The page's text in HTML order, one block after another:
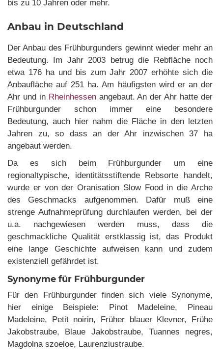
bis zu 10 Jahren oder mehr.
Anbau in Deutschland
Der Anbau des Frühburgunders gewinnt wieder mehr an
Bedeutung. Im Jahr 2003 betrug die Rebfläche noch
etwa 176 ha und bis zum Jahr 2007 erhöhte sich die
Anbaufläche auf 251 ha. Am häufigsten wird er an der
Ahr und in Rheinhessenangebaut. An der Ahr hatte der
Frühburgunder schon immer eine besondere
Bedeutung, auch hier nahm die Fläche in den letzten
Jahren zu, so dass an der Ahr inzwischen 37 ha
angebaut werden.
Da es sich beim Frühburgunder um eine
regionaltypische, identitätsstiftende Rebsorte handelt,
wurde er von der Oranisation Slow Food in die Arche
des Geschmacks aufgenommen. Dafür muß eine
strenge Aufnahmeprüfung durchlaufen werden, bei der
u.a. nachgewiesen werden muss, dass die
geschmackliche Qualität erstklassig ist, das Produkt
eine lange Geschichte aufweisen kann und zudem
existenziell gefährdet ist.
Synonyme für Frühburgunder
Für den Frühburgunder finden sich viele Synonyme,
hier einige Beispiele: Pinot Madeleine, Pineau
Madeleine, Petit noirin, Früher blauer Klevner, Frühe
Jakobstraube, Blaue Jakobstraube, Tuannes negres,
Magdolna szoeloe, Laurenziustraube.